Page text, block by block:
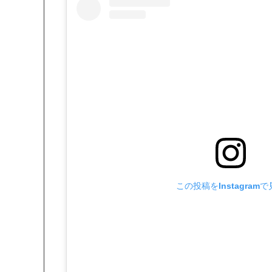
この投稿をInstagramで